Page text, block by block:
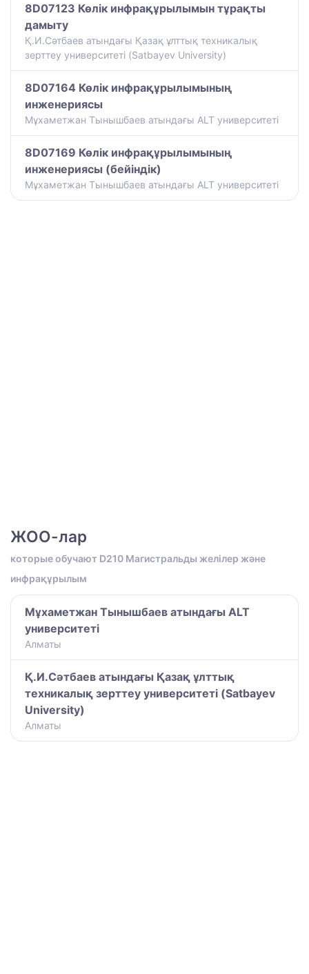
8D07123 Көлік инфрақұрылымын тұрақты
дамыту
Қ.И.Сәтбаев атындағы Қазақ ұлттық техникалық
зерттеу университеті (Satbayev University)
8D07164 Көлік инфрақұрылымының
инженериясы
Мұхаметжан Тынышбаев атындағы ALT университеті
8D07169 Көлік инфрақұрылымының
инженериясы (бейіндік)
Мұхаметжан Тынышбаев атындағы ALT университеті
ЖОО-лар
которые обучают D210 Магистральды желілер және
инфрақұрылым
Мұхаметжан Тынышбаев атындағы ALT
университеті
Алматы
Қ.И.Сәтбаев атындағы Қазақ ұлттық
техникалық зерттеу университеті (Satbayev
University)
Алматы